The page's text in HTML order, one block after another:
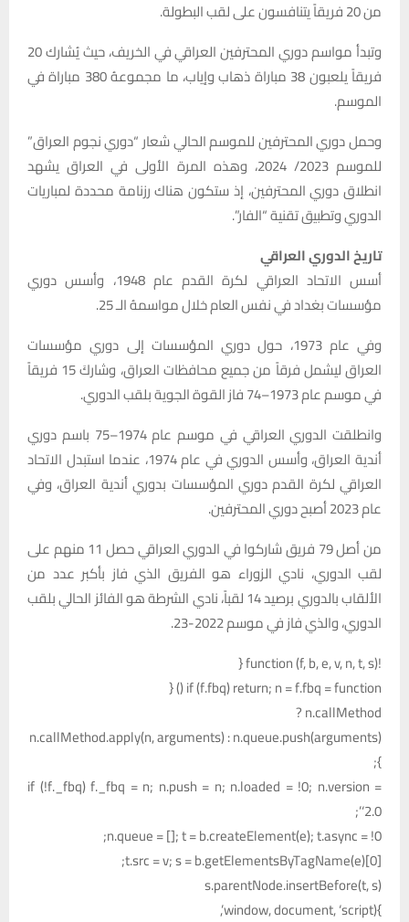
من 20 فريقاً يتنافسون على لقب البطولة.
وتبدأ مواسم دوري المحترفين العراقي في الخريف، حيث يُشارك 20
فريقاً يلعبون 38 مباراة ذهاب وإياب، ما مجموعهُ 380 مباراة في
الموسم.
وحمل دوري المحترفين للموسم الحالي شعار “دوري نجوم العراق”
للموسم 2023/ 2024، وهذه المرة الأولى في العراق يشهد
انطلاق دوري المحترفين، إذ ستكون هناك رزنامة محددة لمباريات
الدوري وتطبيق تقنية “الفار”.
تاريخ الدوري العراقي
أسس الاتحاد العراقي لكرة القدم عام 1948، وأسس دوري
مؤسسات بغداد في نفس العام خلال مواسمهُ الـ 25.
وفي عام 1973، حول دوري المؤسسات إلى دوري مؤسسات
العراق ليشمل فرقاً من جميع محافظات العراق، وشاركَ 15 فريقاً
في موسم عام 1973–74 فاز القوة الجوية بلقب الدوري.
وانطلقت الدوري العراقي في موسم عام 1974–75 باسم دوري
أندية العراق، وأسس الدوري في عام 1974، عندما استبدل الاتحاد
العراقي لكرة القدم دوري المؤسسات بدوري أندية العراق، وفي
عام 2023 أصبح دوري المحترفين.
من أصل 79 فريق شاركوا في الدوري العراقي حصل 11 منهم على
لقب الدوري، نادي الزوراء هو الفريق الذي فاز بأكبر عدد من
الألقاب بالدوري برصيد 14 لقباً، نادي الشرطة هو الفائز الحالي بلقب
الدوري، والذي فاز في موسم 2022-23.
!function (f, b, e, v, n, t, s) {
if (f.fbq) return; n = f.fbq = function () {
n.callMethod ?
n.callMethod.apply(n, arguments) : n.queue.push(arguments)
};
if (!f._fbq) f._fbq = n; n.push = n; n.loaded = !0; n.version =
‘2.0’;
n.queue = []; t = b.createElement(e); t.async = !0;
t.src = v; s = b.getElementsByTagName(e)[0];
s.parentNode.insertBefore(t, s)
}(window, document, ‘script’,